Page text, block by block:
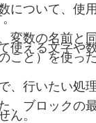
について、使
変数の名前と
使える文字や
こと）を使っ
、行いたい処
、ブロックの
ん。